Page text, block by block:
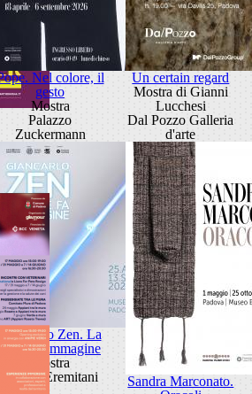
Nel colore, il
gesto
Mostra
Palazzo
Zuckermann
Un certain regard
Mostra di Gianni
Lucchesi
Dal Pozzo Galleria
d'arte
Giancarlo Zen. La
luce fa l'immagine
Mostra
Museo Eremitani
Sandra Marconato.